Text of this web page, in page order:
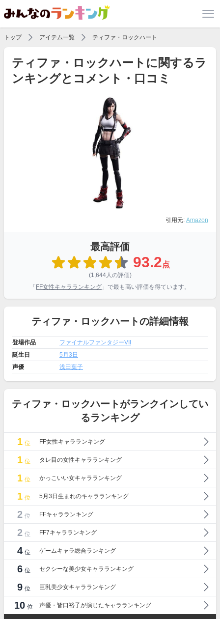
トップ アイテム一覧 ティファ・ロックハート
ティファ・ロックハートに関するラ
ンキングとコメント・口コミ
引用元: Amazon
最高評価
93.2点
(1,644人の評価)
「 FF女性キャラランキング 」で最も高い評価を得ています。
ティファ・ロックハートの詳細情報
登場作品
ファイナルファンタジーVII
誕生日
5月3日
声優
浅田葉子
ティファ・ロックハートがランクインしてい
るランキング
1 位 FF女性キャラランキング
1 位 タレ目の女性キャラランキング
1 位 かっこいい女キャラランキング
1 位 5月3日生まれのキャラランキング
2 位 FFキャラランキング
2 位 FF7キャラランキング
4 位 ゲームキャラ総合ランキング
6 位 セクシーな美少女キャラランキング
9 位 巨乳美少女キャラランキング
10 位 声優・皆口裕子が演じたキャラランキング